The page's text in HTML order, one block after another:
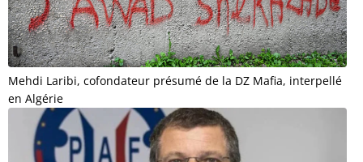
Mehdi Laribi, cofondateur présumé de la DZ Mafia, interpellé
en Algérie